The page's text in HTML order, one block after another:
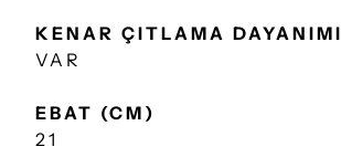
KENAR ÇITLAMA DAYANIMI
VAR
EBAT (CM)
21